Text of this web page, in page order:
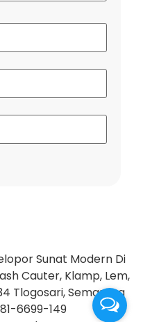
Sunat Modern Di
Cauter, Klamp, Lem,
Tlogosari, Semarang
6699-149